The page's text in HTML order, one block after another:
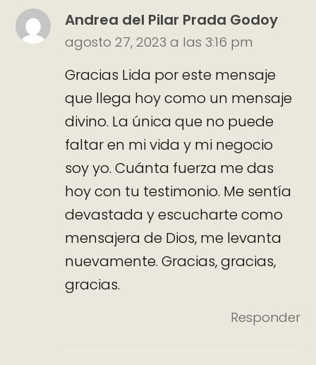
Andrea del Pilar Prada Godoy
agosto 27, 2023 a las 3:16 pm
Gracias Lida por este mensaje
que llega hoy como un mensaje
divino. La única que no puede
faltar en mi vida y mi negocio
soy yo. Cuánta fuerza me das
hoy con tu testimonio. Me sentía
devastada y escucharte como
mensajera de Dios, me levanta
nuevamente. Gracias, gracias,
gracias.
Responder